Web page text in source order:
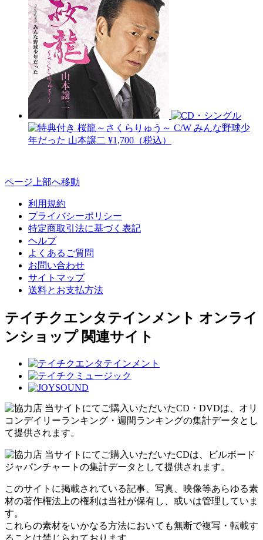
桜龍～さくらりゅう～ C/W みんな野球少
年だった 山本譲二 ¥1,700（税込）
ページ上部へ移動
利用規約
プライバシーポリシー
特定商取引法に基づく表記
ヘルプ
よくあるご質問
お問い合わせ
サイトマップ
送料とお支払方法
テイチクエンタテインメント オンライ
ンショップ 関連サイト
当サイトにてご購入いただいたCD・DVDは、オリ
コンデイリーランキング・週間ランキングの集計データとし
て提供されます。
当サイトにてご購入いただいたCDは、ビルボード
ジャパンチャートの集計データとして提供されます。
このサイトに掲載されている記事、写真、映像等あらゆる素
材の著作権法上の権利は当社が保有し、或いは管理していま
す。
これらの素材をいかなる方法においても無断で複写・転載す